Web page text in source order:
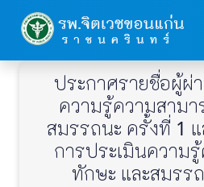
ประกาศรายชื่อผู้ผ่
ความรู้ความสามา
สมรรถนะ ครั้งที่ 1
การประเมินความ
ทักษะ และสมรร